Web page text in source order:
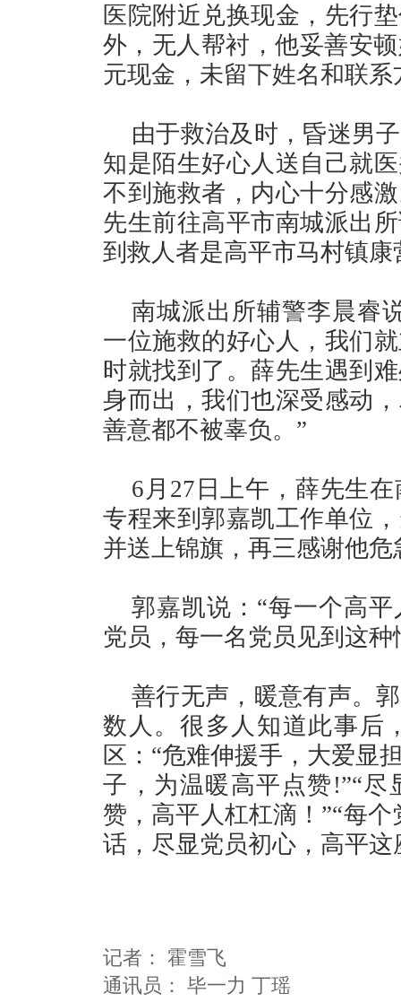
医院附近兑换现金，先行
外，无人帮衬，他妥善安
元现金，未留下姓名和联
由于救治及时，昏迷男
知是陌生好心人送自己就
不到施救者，内心十分感
先生前往高平市南城派出
到救人者是高平市马村镇
南城派出所辅警李晨睿
一位施救的好心人，我们
时就找到了。薛先生遇到
身而出，我们也深受感动
善意都不被辜负。”
6月27日上午，薛先生
专程来到郭嘉凯工作单位
并送上锦旗，再三感谢他
郭嘉凯说：“每一个高
党员，每一名党员见到这
善行无声，暖意有声。
数人。很多人知道此事后
区：“危难伸援手，大爱显
子，为温暖高平点赞!”“尽
赞，高平人杠杠滴！”“每
话，尽显党员初心，高平
记者： 霍雪飞
通讯员： 毕一力 丁瑶